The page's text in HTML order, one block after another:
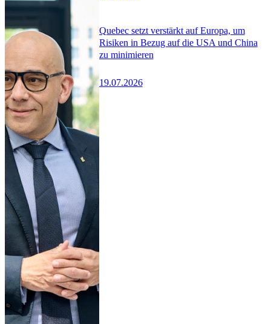
Quebec setzt verstärkt auf Europa, um
Risiken in Bezug auf die USA und China
zu minimieren
19.07.2026